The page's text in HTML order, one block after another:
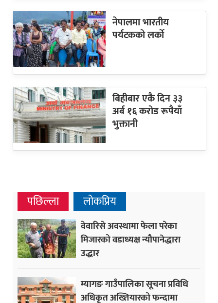
नेपालमा भारतीय
पर्यटकको लर्को
बिहीबार एकै दिन ३३
अर्ब १६ करोड रूपैयाँ
भुक्तानी
पछिल्ला लोकप्रिय
वेवारिसे अवस्थामा फेला परेका
मिजारको वडाध्यक्ष न्यौपानेद्धारा
उद्धार
म्यागङ गाउँपालिका सूचना प्रविधि
अधिकृत अख्तियारको फन्दामा